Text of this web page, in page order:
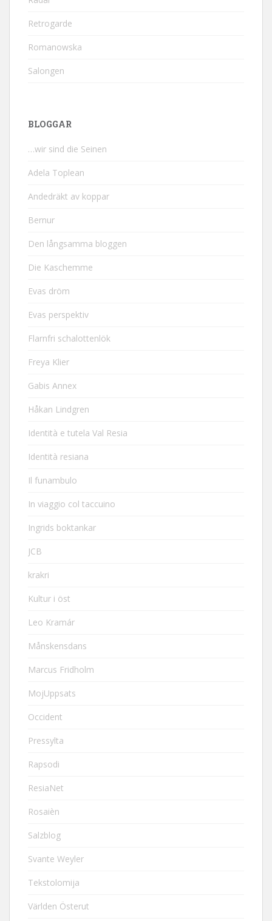
Retrogarde
Romanowska
Salongen
BLOGGAR
…wir sind die Seinen
Adela Toplean
Andedräkt av koppar
Bernur
Den långsamma bloggen
Die Kaschemme
Evas dröm
Evas perspektiv
Flarnfri schalottenlök
Freya Klier
Gabis Annex
Håkan Lindgren
Identità e tutela Val Resia
Identità resiana
Il funambulo
In viaggio col taccuino
Ingrids boktankar
JCB
krakri
Kultur i öst
Leo Kramár
Månskensdans
Marcus Fridholm
MojUppsats
Occident
Pressylta
Rapsodi
ResiaNet
Rosaièn
Salzblog
Svante Weyler
Tekstolomija
Världen Österut